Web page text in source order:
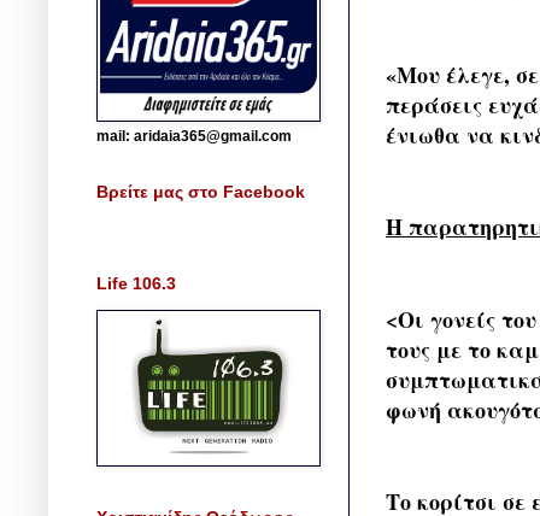
«Μου έλεγε,
περάσεις
ένιωθα να
Η
<Οι γονείς
τους με το
φωνή
Το κορίτσι σε
mail: aridaia365@gmail.com
Βρείτε μας στο Facebook
Life 106.3